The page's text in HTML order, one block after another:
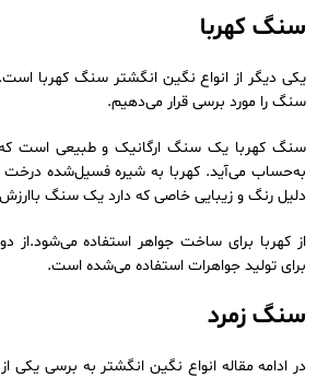
سنگ کهربا
یکی دیگر از انواع نگین انگشتر سنگ کهربا است.
سنگ را مورد برسی قرار می‌دهیم.
سنگ کهربا یک سنگ ارگانیک و طبیعی است
به‌حساب می‌آید. کهربا به شیره فسیل‌شده
دلیل رنگ و زیبایی خاصی که دارد یک سنگ
از کهربا برای ساخت جواهر استفاده می‌شود.از
برای تولید جواهرات استفاده می‌شده است.
سنگ زمرد
در ادامه مقاله انواع نگین انگشتر به برسی یکی